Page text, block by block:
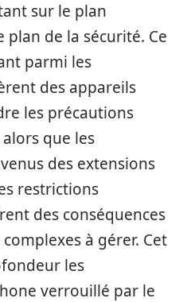
sur le plan
de la sécurité. Ce
parmi les
des appareils
les précautions
alors que les
des extensions
restrictions
des conséquences
à gérer. Cet
les
verrouillé par le